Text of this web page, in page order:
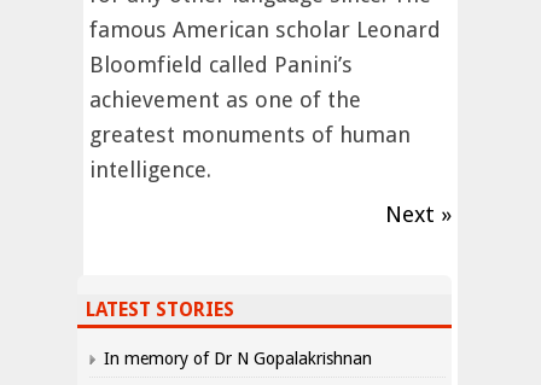
famous American scholar Leonard
Bloomfield called Panini’s
achievement as one of the
greatest monuments of human
intelligence.
Next »
LATEST STORIES
In memory of Dr N Gopalakrishnan